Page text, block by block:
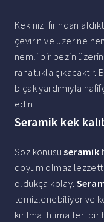
Kekinizi fırından
çevirin ve üzerine
nemli bir bezin
rahatlıkla
bıçak yardımıyla
edin.
Seramik kek
Söz konususeramik
doyum olmaz
oldukça kolay.
temizlenebiliyor ve
kırılma ihtimalleri bir